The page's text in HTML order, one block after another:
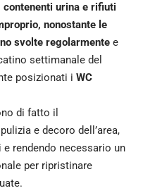
urina e rifiuti
nonostante le
svolte regolarmente e
settimanale del
posizionati i WC
di fatto il
e decoro dell’area,
rendendo necessario un
per ripristinare